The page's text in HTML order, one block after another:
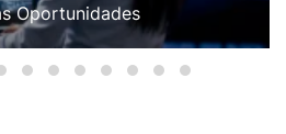
Oportunidades